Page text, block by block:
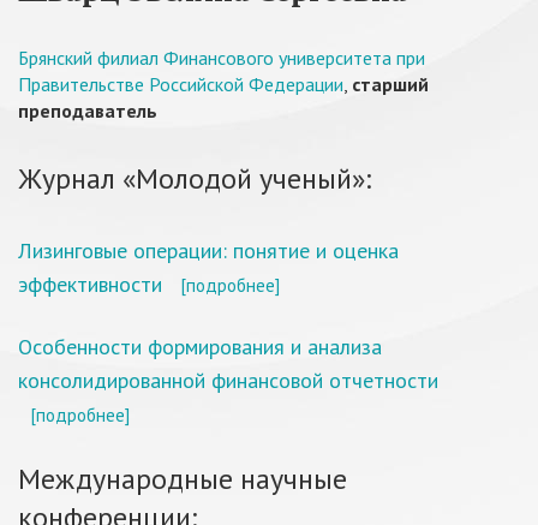
Брянский филиал Финансового университета при
Правительстве Российской Федерации, старший
преподаватель
Журнал «Молодой ученый»:
Лизинговые операции: понятие и оценка
эффективности
[подробнее]
Особенности формирования и анализа
консолидированной финансовой отчетности
[подробнее]
Международные научные
конференции: